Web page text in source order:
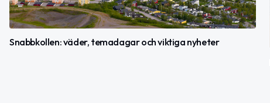
Snabbkollen: väder, temadagar och viktiga nyheter